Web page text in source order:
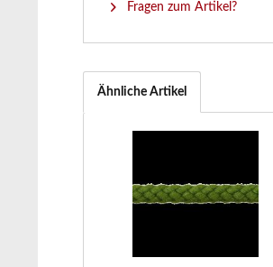
Fragen zum Artikel?
Ähnliche Artikel